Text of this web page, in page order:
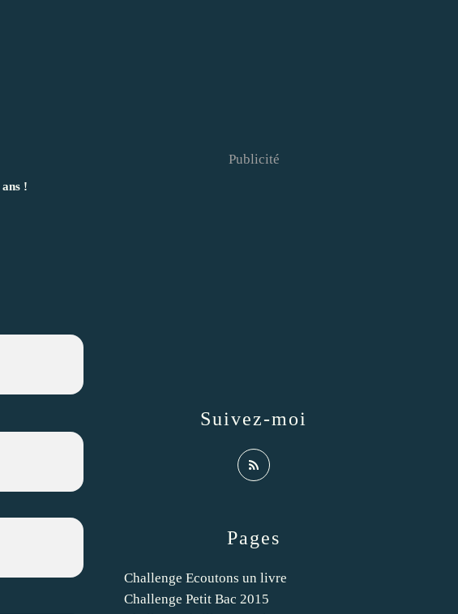
ans !
Pages
Challenge Ecoutons un livre
Challenge Petit Bac 2015
Suivez-moi
Publicité